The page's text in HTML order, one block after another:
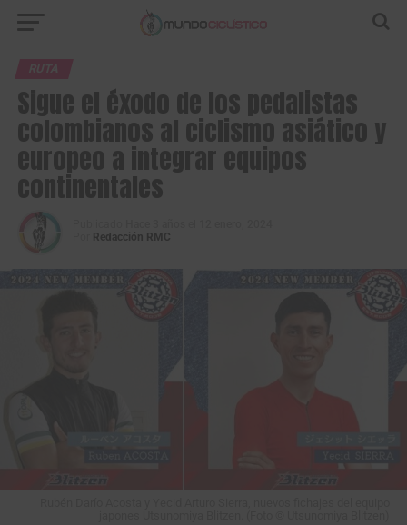
RUTA
Sigue el éxodo de los pedalistas
colombianos al ciclismo asiático y
europeo a integrar equipos
continentales
Redacción RMC